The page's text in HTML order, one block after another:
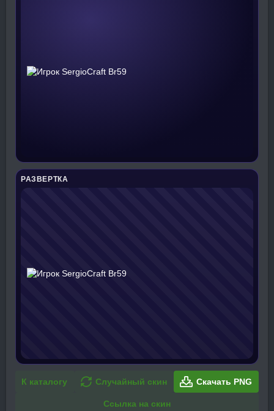
РАЗВЕРТКА
К каталогу Случайный скин Скачать PNG
Ссылка на скин